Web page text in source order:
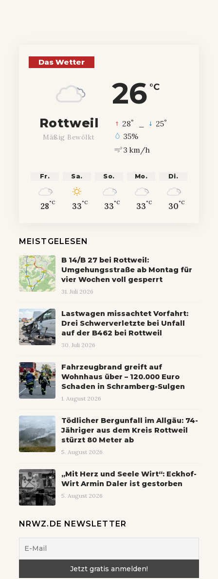
Das Wetter
26 °C
Rottweil
Mäßig Bewölkt
28° 25°
35%
3 km/h
Fr.
28°C
Sa.
33°C
So.
33°C
Mo.
33°C
Di.
30°C
MEISTGELESEN
B 14/B 27 bei Rottweil:
Umgehungsstraße ab Montag für
vier Wochen voll gesperrt
31. Juli 2026
Lastwagen missachtet Vorfahrt:
Drei Schwerverletzte bei Unfall
auf der B462 bei Rottweil
30. Juli 2026
Fahrzeugbrand greift auf
Wohnhaus über – 120.000 Euro
Schaden in Schramberg-Sulgen
1. August 2026
Tödlicher Bergunfall im Allgäu: 74-
Jähriger aus dem Kreis Rottweil
stürzt 80 Meter ab
5. August 2026
„Mit Herz und Seele Wirt“: Eckhof-
Wirt Armin Daler ist gestorben
5. August 2026
NRWZ.DE NEWSLETTER